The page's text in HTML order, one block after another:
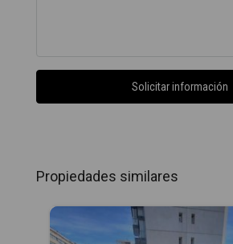
Solicitar información
Propiedades similares